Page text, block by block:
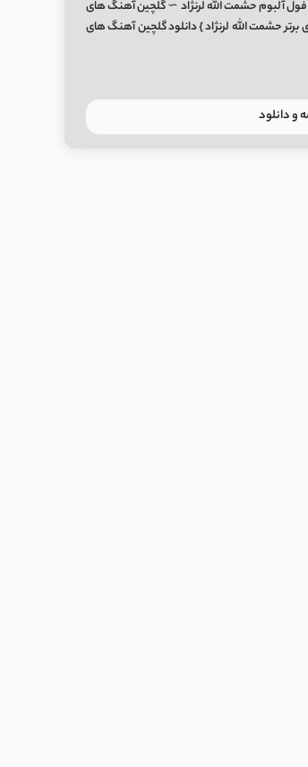
فول آلبوم حشمت الله لرنژاد ∼ گلچین آهنگ های
حشمت الله لرنژاد } دانلود گلچین آهنگ های
و دانلود